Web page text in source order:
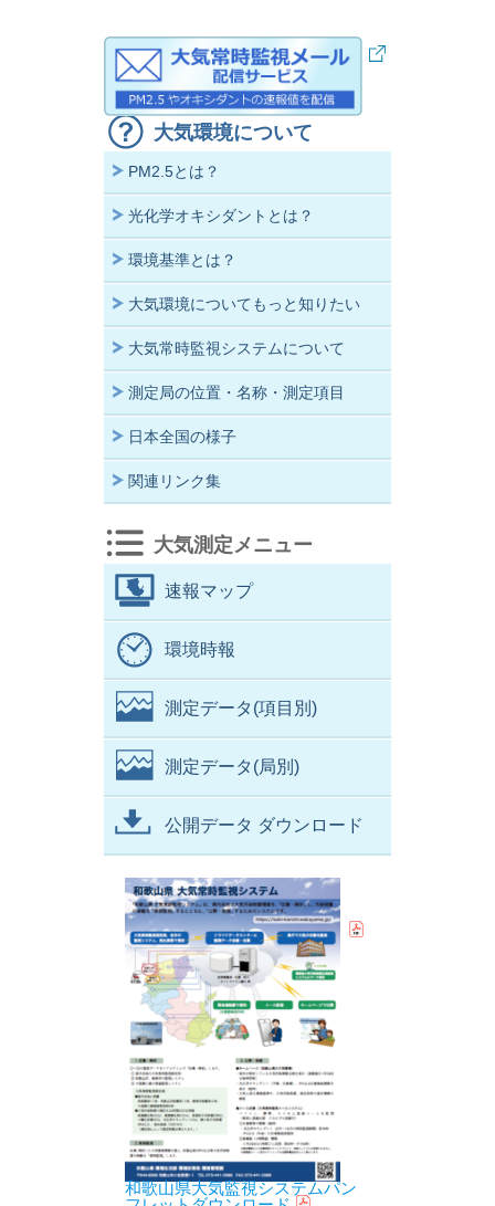
大気環境について
PM2.5とは？
光化学オキシダントとは？
環境基準とは？
大気環境についてもっと知りたい
大気常時監視システムについて
測定局の位置・名称・測定項目
日本全国の様子
関連リンク集
大気測定メニュー
速報マップ
環境時報
測定データ(項目別)
測定データ(局別)
公開データ ダウンロード
和歌山県大気監視システムパン